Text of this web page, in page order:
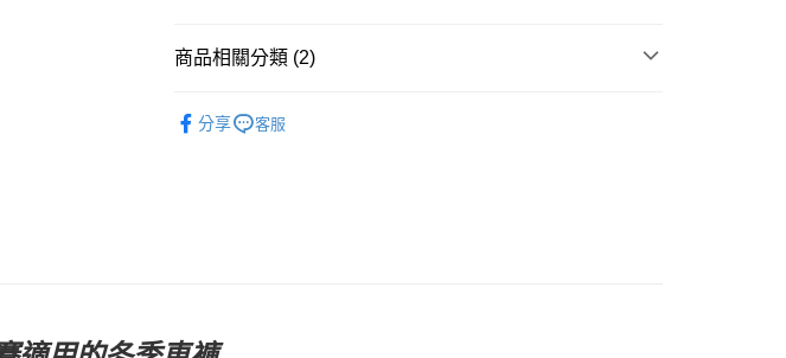
付款後7-11取貨
商品相關分類 (2)
分享 客服